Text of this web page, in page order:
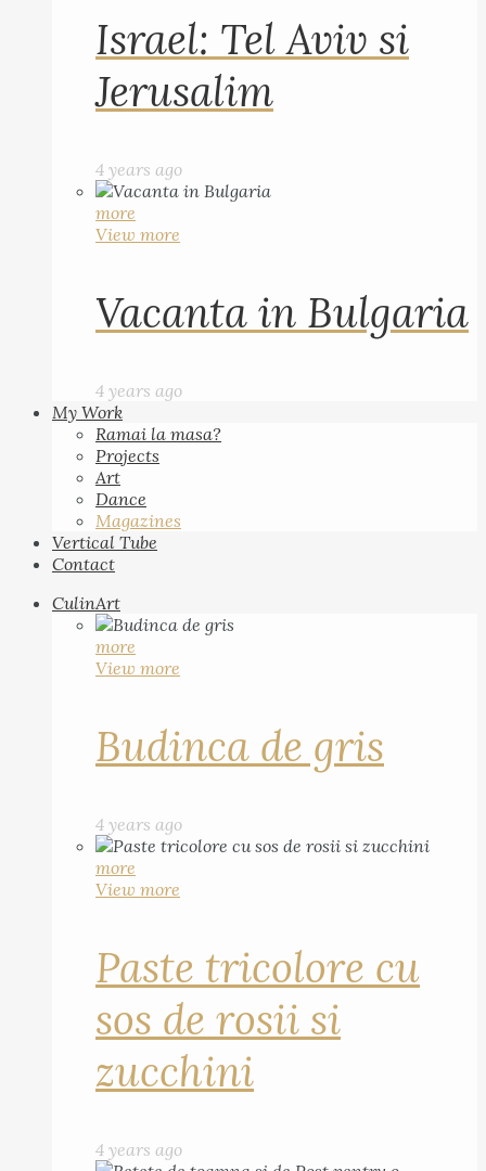
Israel: Tel Aviv si
Jerusalim
4 years ago
more
View more
Vacanta in Bulgaria
4 years ago
My Work
Ramai la masa?
Projects
Art
Dance
Magazines
Vertical Tube
Contact
CulinArt
more
View more
Budinca de gris
4 years ago
more
View more
Paste tricolore cu
sos de rosii si
zucchini
4 years ago